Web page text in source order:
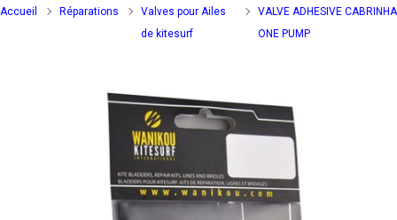
Accueil Réparations
Valves pour Ailes
de kitesurf
VALVE ADHESIVE CABRINHA
ONE PUMP